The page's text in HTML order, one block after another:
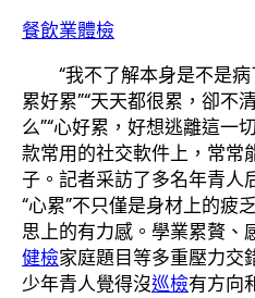
餐飲業體檢
“我不了解本身是不是
累好累”“天天都很累，卻不
么”“心好累，好想逃離這一
款常用的社交軟件上，常常
子。記者采訪了多名年青人
“心累”不只僅是身材上的疲
思上的有力感。學業累贅、
健檢家庭題目等多重壓力交
少年青人覺得沒巡檢有方向